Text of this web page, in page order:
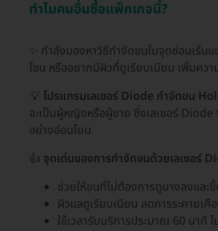
ทำไมคนอื่นซื้อแพ็กเกจนี้?
✨ กำลังมองหาวิธีกำจัดขนในจุดซ่อนเ
โซน หรืออยากมีผิวที่ดูเรียบเนียน เพิ่มคว
💡 โปรแกรมเลเซอร์ Diode กำจัดขน
จะเป็นผู้หญิงหรือผู้ชาย ซึ่งเลเซอร์ Diode
อย่างอ่อนโยน
👍 จุดเด่นของการกำจัดขนด้วยเลเซอร์
ช่วยให้ขนที่ไม่ต้องการดูบางลงและ
ผิวแลดูเรียบเนียน ลดการระคายเ
ใช้เวลารับบริการประมาณ 60 นาที